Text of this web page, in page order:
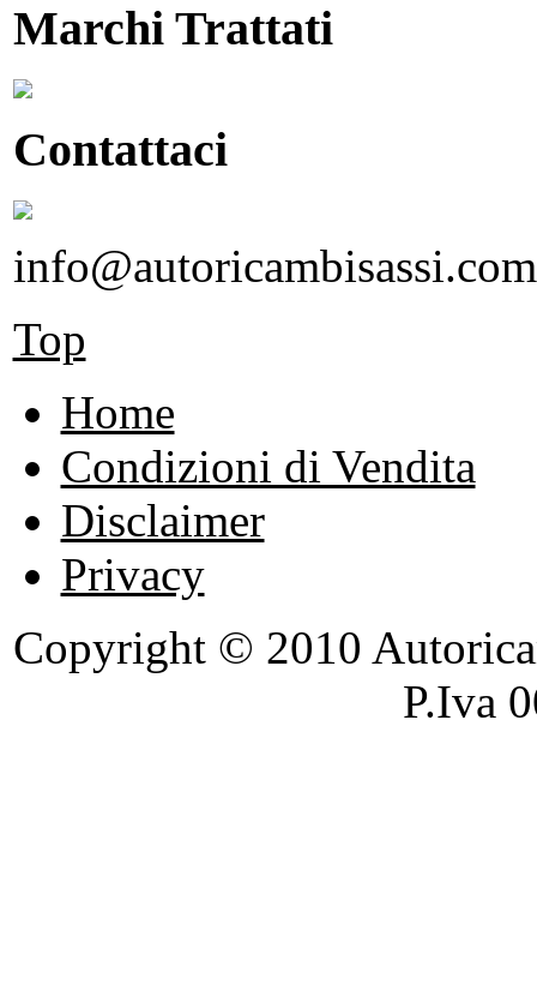
Marchi Trattati
Contattaci
info@autoricambisassi.com
Top
Home
Condizioni di Vendita
Disclaimer
Privacy
Copyright © 2010
P.Iva